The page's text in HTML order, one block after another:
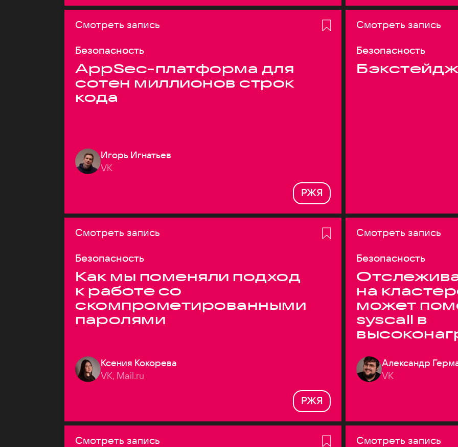
Смотреть запись
Безопасность
AppSec-платформа для
сотен миллионов строк
кода
Игорь Игнатьев
VK
РЖЯ
Смотреть запись
Безопасность
Бэкстейдж
Смотреть запись
Безопасность
Как мы поменяли подход
к работе со
скомпрометированными
паролями
Ксения Кокорева
VK, Mail.ru
РЖЯ
Смотреть запись
Безопасность
на
может
syscall в
Александр
VK
Смотреть запись
Смотреть запись